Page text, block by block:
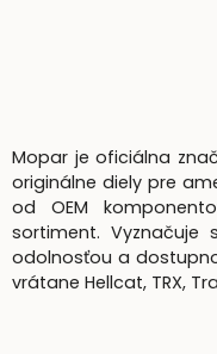
Mopar je oficiálna
originálne diely pre
od OEM
sortiment. Vyznačuje
odolnosťou a
vrátane Hellcat, TRX,